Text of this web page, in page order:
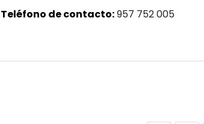
Teléfono de contacto:957 752 005